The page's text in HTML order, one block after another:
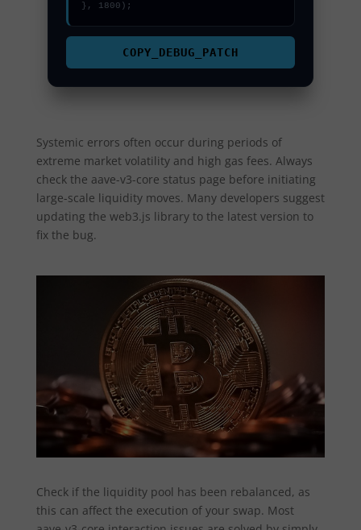
}, 1800);
COPY_DEBUG_PATCH
Systemic errors often occur during periods of
extreme market volatility and high gas fees. Always
check the aave-v3-core status page before initiating
large-scale liquidity moves. Many developers suggest
updating the web3.js library to the latest version to
fix the bug.
Check if the liquidity pool has been rebalanced, as
this can affect the execution of your swap. Most